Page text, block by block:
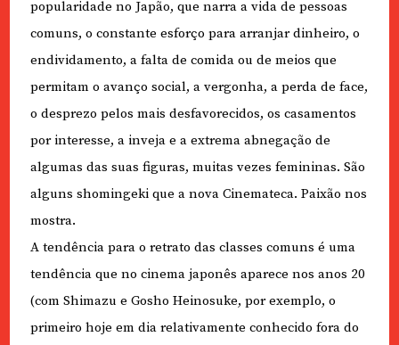
popularidade no Japão, que narra a vida de pessoas
comuns, o constante esforço para arranjar dinheiro, o
endividamento, a falta de comida ou de meios que
permitam o avanço social, a vergonha, a perda de face,
o desprezo pelos mais desfavorecidos, os casamentos
por interesse, a inveja e a extrema abnegação de
algumas das suas figuras, muitas vezes femininas. São
alguns shomingeki que a nova Cinemateca. Paixão nos
mostra.
A tendência para o retrato das classes comuns é uma
tendência que no cinema japonês aparece nos anos 20
(com Shimazu e Gosho Heinosuke, por exemplo, o
primeiro hoje em dia relativamente conhecido fora do